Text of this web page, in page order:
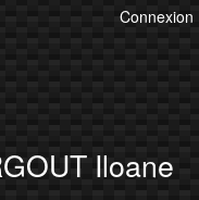
Connexion
Iloane